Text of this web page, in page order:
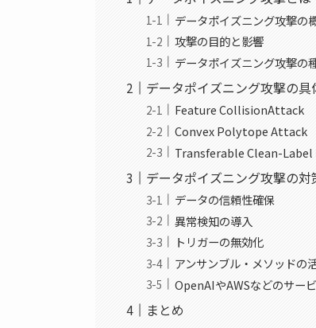
データポイズニング攻撃の
攻撃の目的と影響
データポイズニング攻撃の
データポイズニング攻撃の具
Feature CollisionAttack
Convex Polytope Attack
Transferable Clean-
データポイズニング攻撃の対
データの信頼性確保
異常検知の導入
トリガーの無効化
アンサンブル・メソッドの
OpenAIやAWSなどのサー
まとめ